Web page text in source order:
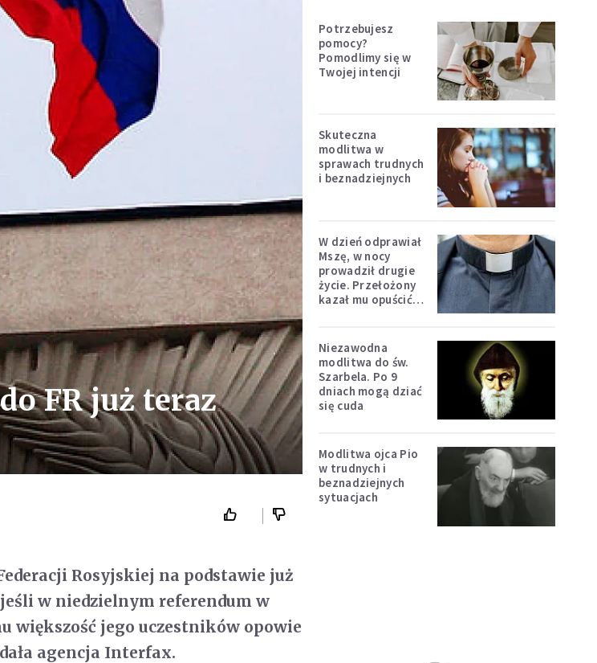
FR już teraz
Rosyjskiej na podstawie już
w niedzielnym referendum w
większość jego uczestników opowie
agencja Interfax.
Potrzebujesz
pomocy?
Pomodlimy się w
Twojej intencji
Skuteczna
modlitwa w
sprawach trudnych
i beznadziejnych
W dzień odprawiał
Mszę, w nocy
prowadził drugie
życie. Przełożony
kazał mu opuścić
Niezawodna
modlitwa do św.
Szarbela. Po 9
dniach mogą dziać
się cuda
Modlitwa ojca Pio
w trudnych i
beznadziejnych
sytuacjach